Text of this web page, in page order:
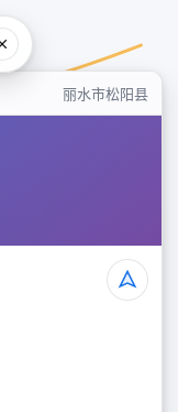
丽水市松阳县